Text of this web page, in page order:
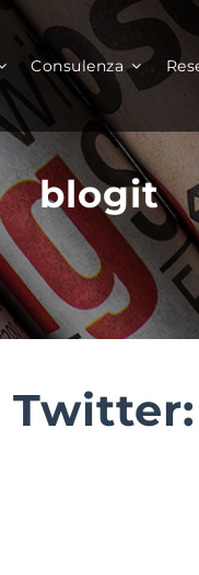
Consulenza
blogit